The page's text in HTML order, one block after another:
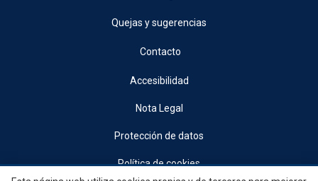
Quejas y sugerencias
Contacto
Accesibilidad
Nota Legal
Protección de datos
Política de cookies